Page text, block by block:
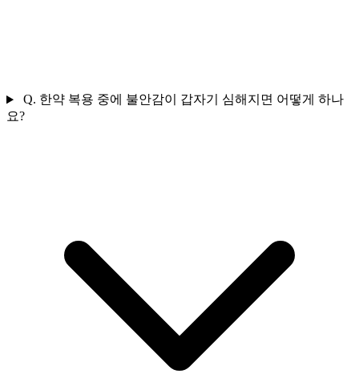
Q. 한약 복용 중에 불안감이 갑자기 심해지면 어떻게 하나
요?